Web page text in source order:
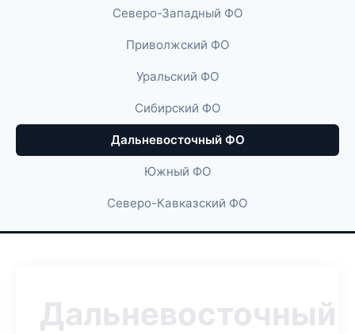
Северо-Западный ФО
Приволжский ФО
Уральский ФО
Сибирский ФО
Дальневосточный ФО
Южный ФО
Северо-Кавказский ФО
Дальневосточный